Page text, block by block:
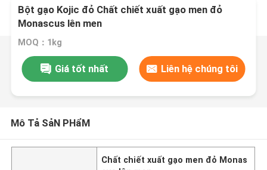
Bột gạo Kojic đỏ Chất chiết xuất gạo men đỏ
Monascus lên men
MOQ：1kg
Giá tốt nhất Liên hệ chúng tôi
Mô Tả SảN PHẩM
Chất chiết xuất gạo men đỏ Monas